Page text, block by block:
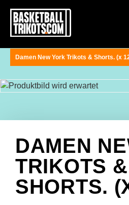
Damen New York Trikots & Shorts. (x
DAMEN
TRIKOTS &
SHORTS.